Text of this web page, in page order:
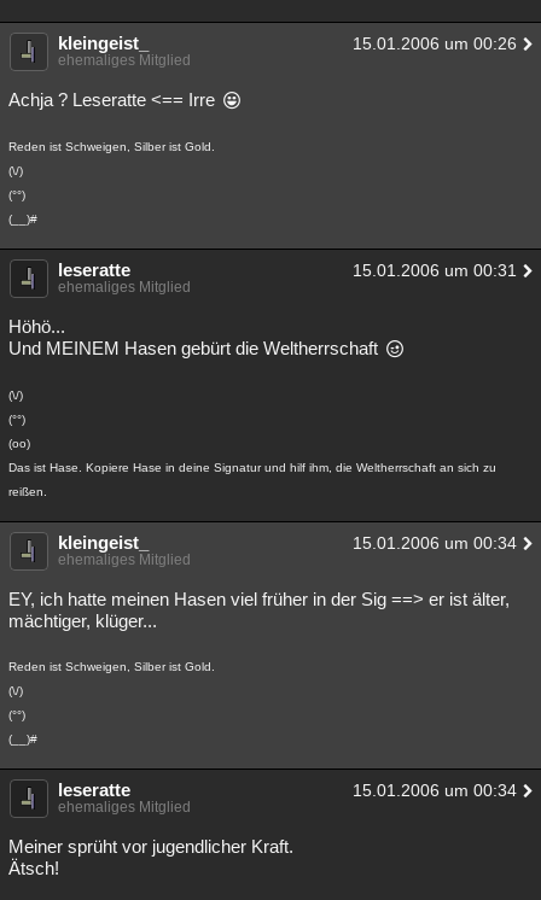
kleingeist_ 15.01.2006 um 00:26
ehemaliges Mitglied
Achja ? Leseratte <== Irre
Reden ist Schweigen, Silber ist Gold.
(\/)
(°°)
(__)#
leseratte 15.01.2006 um 00:31
ehemaliges Mitglied
Höhö...
Und MEINEM Hasen gebürt die Weltherrschaft
(\/)
(°°)
(oo)
Das ist Hase. Kopiere Hase in deine Signatur und hilf ihm, die Weltherrschaft an sich zu
reißen.
kleingeist_ 15.01.2006 um 00:34
ehemaliges Mitglied
EY, ich hatte meinen Hasen viel früher in der Sig ==> er ist älter,
mächtiger, klüger...
Reden ist Schweigen, Silber ist Gold.
(\/)
(°°)
(__)#
leseratte 15.01.2006 um 00:34
ehemaliges Mitglied
Meiner sprüht vor jugendlicher Kraft.
Ätsch!